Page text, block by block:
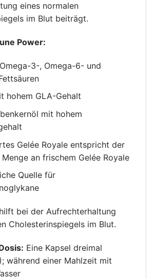
eines normalen
im Blut beiträgt.
Power:
3-, Omega-6- und
hohem GLA-Gehalt
mit hohem
Gelée Royale entspricht der
an frischem Gelée Royale
Quelle für
bei der Aufrechterhaltung
Cholesterinspiegels im Blut.
Eine Kapsel dreimal
während einer Mahlzeit mit